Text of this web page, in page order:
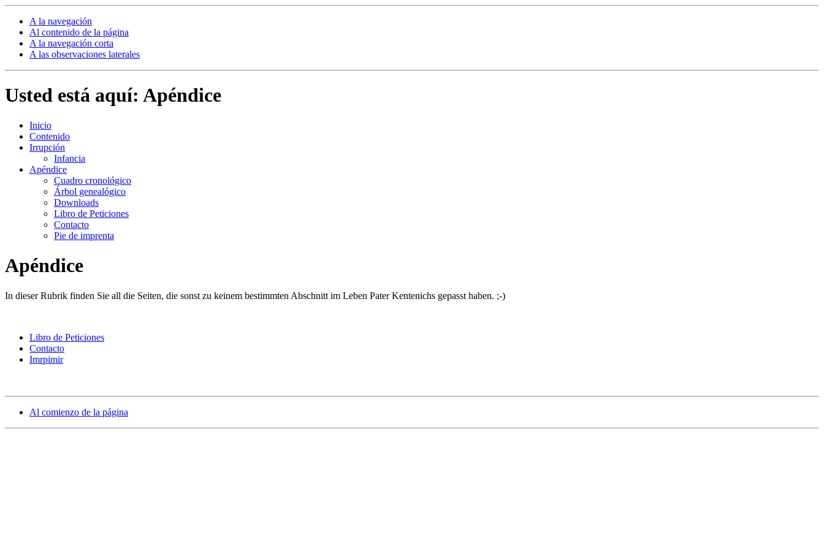
A la navegación
Al contenido de la página
A la navegación corta
A las observaciones laterales
Usted está aquí: Apéndice
Inicio
Contenido
Irrupción
Infancia
Apéndice
Cuadro cronológico
Árbol genealógico
Downloads
Libro de Peticiones
Contacto
Pie de imprenta
Apéndice
In dieser Rubrik finden Sie all die Seiten, die sonst zu keinem bestimmten Abschnitt im Leben Pater Kentenichs gepasst haben. ;-)
Libro de Peticiones
Contacto
Imrpimir
Al comienzo de la página